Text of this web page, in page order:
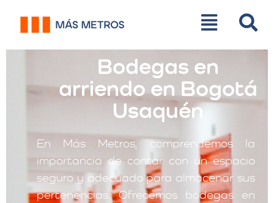
Bodegas en
arriendo en Bogotá
Usaquén
En Más Metros, comprendemos la
importancia de contar con un espacio
seguro y adecuado para almacenar sus
pertenencias. Ofrecemos bodegas en